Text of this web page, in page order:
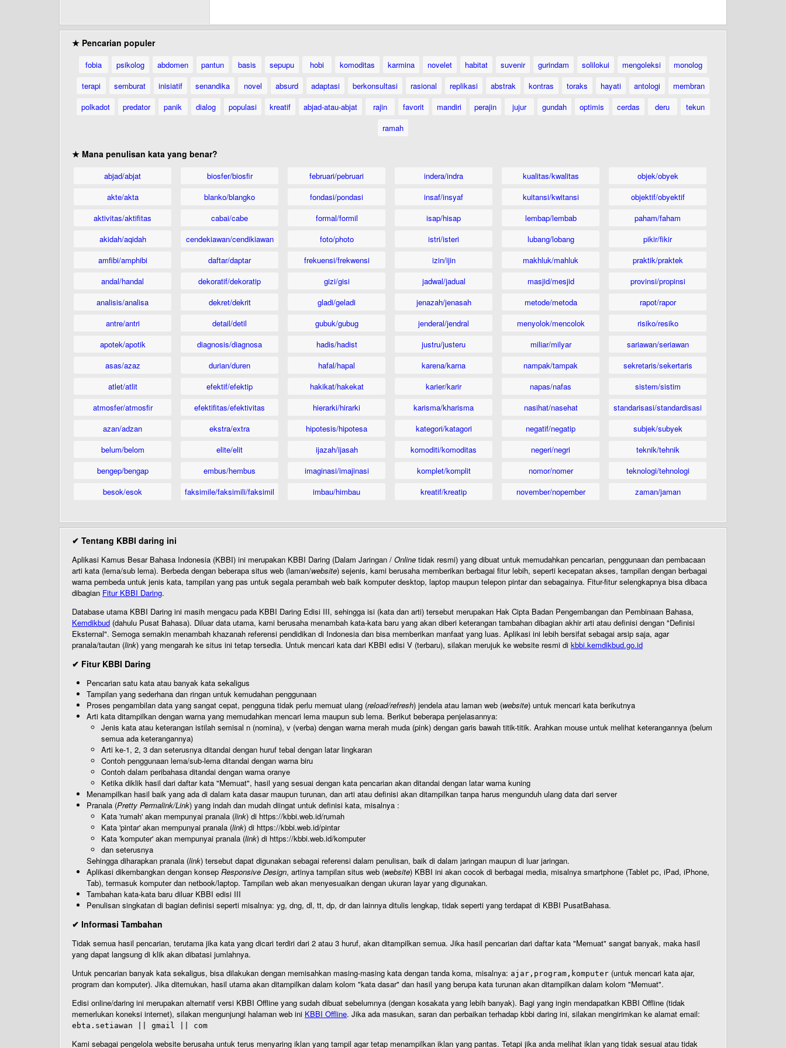
★ Pencarian populer
fobia psikolog abdomen pantun basis sepupu hobi komoditas karmina novelet habitat suvenir gurindam solilokui mengoleksi
monolog
terapi
semburat inisiatif senandika novel absurd adaptasi berkonsultasi rasional replikasi abstrak kontras toraks hayati antologi
membran
polkadot
predator panik dialog populasi kreatif abjad-atau-abjat rajin favorit mandiri perajin jujur gundah optimis cerdas deru
tekun
ramah
★ Mana penulisan kata yang benar?
abjad/abjat
akte/akta
aktivitas/aktifitas
akidah/aqidah
amfibi/amphibi
andal/handal
analisis/analisa
antre/antri
apotek/apotik
asas/azaz
atlet/atlit
atmosfer/atmosfir
azan/adzan
belum/belom
bengep/bengap
besok/esok
biosfer/biosfir
blanko/blangko
cabai/cabe
cendekiawan/cendikiawan
daftar/daptar
dekoratif/dekoratip
dekret/dekrit
detail/detil
diagnosis/diagnosa
durian/duren
efektif/efektip
efektifitas/efektivitas
ekstra/extra
elite/elit
embus/hembus
faksimile/faksimili/faksimil
februari/pebruari
fondasi/pondasi
formal/formil
foto/photo
frekuensi/frekwensi
gizi/gisi
gladi/geladi
gubuk/gubug
hadis/hadist
hafal/hapal
hakikat/hakekat
hierarki/hirarki
hipotesis/hipotesa
ijazah/ijasah
imaginasi/imajinasi
imbau/himbau
indera/indra
insaf/insyaf
isap/hisap
istri/isteri
izin/ijin
jadwal/jadual
jenazah/jenasah
jenderal/jendral
justru/justeru
karena/karna
karier/karir
karisma/kharisma
kategori/katagori
komoditi/komoditas
komplet/komplit
kreatif/kreatip
kualitas/kwalitas
kuitansi/kwitansi
lembap/lembab
lubang/lobang
makhluk/mahluk
masjid/mesjid
metode/metoda
menyolok/mencolok
miliar/milyar
nampak/tampak
napas/nafas
nasihat/nasehat
negatif/negatip
negeri/negri
nomor/nomer
november/nopember
objek/obyek
objektif/obyektif
paham/faham
pikir/fikir
praktik/praktek
provinsi/propinsi
rapot/rapor
risiko/resiko
sariawan/seriawan
sekretaris/sekertaris
sistem/sistim
standarisasi/standardisasi
subjek/subyek
teknik/tehnik
teknologi/tehnologi
zaman/jaman
✔ Tentang KBBI daring ini
Aplikasi Kamus Besar Bahasa Indonesia (KBBI) ini merupakan KBBI Daring (Dalam Jaringan / Online tidak resmi) yang dibuat untuk memudahkan pencarian, penggunaan dan pembacaan
arti kata (lema/sub lema). Berbeda dengan beberapa situs web (laman/website) sejenis, kami berusaha memberikan berbagai fitur lebih, seperti kecepatan akses, tampilan dengan berbagai
warna pembeda untuk jenis kata, tampilan yang pas untuk segala perambah web baik komputer desktop, laptop maupun telepon pintar dan sebagainya. Fitur-fitur selengkapnya bisa dibaca
dibagian Fitur KBBI Daring.
Database utama KBBI Daring ini masih mengacu pada KBBI Daring Edisi III, sehingga isi (kata dan arti) tersebut merupakan Hak Cipta Badan Pengembangan dan Pembinaan Bahasa,
Kemdikbud (dahulu Pusat Bahasa). Diluar data utama, kami berusaha menambah kata-kata baru yang akan diberi keterangan tambahan dibagian akhir arti atau definisi dengan "Definisi
Eksternal". Semoga semakin menambah khazanah referensi pendidikan di Indonesia dan bisa memberikan manfaat yang luas. Aplikasi ini lebih bersifat sebagai arsip saja, agar
pranala/tautan (link) yang mengarah ke situs ini tetap tersedia. Untuk mencari kata dari KBBI edisi V (terbaru), silakan merujuk ke website resmi di kbbi.kemdikbud.go.id
✔ Fitur KBBI Daring
Pencarian satu kata atau banyak kata sekaligus
Tampilan yang sederhana dan ringan untuk kemudahan penggunaan
Proses pengambilan data yang sangat cepat, pengguna tidak perlu memuat ulang (reload/refresh) jendela atau laman web (website) untuk mencari kata berikutnya
Arti kata ditampilkan dengan warna yang memudahkan mencari lema maupun sub lema. Berikut beberapa penjelasannya:
Jenis kata atau keterangan istilah semisal n (nomina), v (verba) dengan warna merah muda (pink) dengan garis bawah titik-titik. Arahkan mouse untuk melihat keterangannya (belum
semua ada keterangannya)
Arti ke-1, 2, 3 dan seterusnya ditandai dengan huruf tebal dengan latar lingkaran
Contoh penggunaan lema/sub-lema ditandai dengan warna biru
Contoh dalam peribahasa ditandai dengan warna oranye
Ketika diklik hasil dari daftar kata "Memuat", hasil yang sesuai dengan kata pencarian akan ditandai dengan latar warna kuning
Menampilkan hasil baik yang ada di dalam kata dasar maupun turunan, dan arti atau definisi akan ditampilkan tanpa harus mengunduh ulang data dari server
Pranala (Pretty Permalink/Link) yang indah dan mudah diingat untuk definisi kata, misalnya :
Kata 'rumah' akan mempunyai pranala (link) di https://kbbi.web.id/rumah
Kata 'pintar' akan mempunyai pranala (link) di https://kbbi.web.id/pintar
Kata 'komputer' akan mempunyai pranala (link) di https://kbbi.web.id/komputer
dan seterusnya
Sehingga diharapkan pranala (link) tersebut dapat digunakan sebagai referensi dalam penulisan, baik di dalam jaringan maupun di luar jaringan.
Aplikasi dikembangkan dengan konsep Responsive Design, artinya tampilan situs web (website) KBBI ini akan cocok di berbagai media, misalnya smartphone (Tablet pc, iPad, iPhone,
Tab), termasuk komputer dan netbook/laptop. Tampilan web akan menyesuaikan dengan ukuran layar yang digunakan.
Tambahan kata-kata baru diluar KBBI edisi III
Penulisan singkatan di bagian definisi seperti misalnya: yg, dng, dl, tt, dp, dr dan lainnya ditulis lengkap, tidak seperti yang terdapat di KBBI PusatBahasa.
✔ Informasi Tambahan
Tidak semua hasil pencarian, terutama jika kata yang dicari terdiri dari 2 atau 3 huruf, akan ditampilkan semua. Jika hasil pencarian dari daftar kata "Memuat" sangat banyak, maka hasil
yang dapat langsung di klik akan dibatasi jumlahnya.
Untuk pencarian banyak kata sekaligus, bisa dilakukan dengan memisahkan masing-masing kata dengan tanda koma, misalnya: ajar,program,komputer (untuk mencari kata ajar,
program dan komputer). Jika ditemukan, hasil utama akan ditampilkan dalam kolom "kata dasar" dan hasil yang berupa kata turunan akan ditampilkan dalam kolom "Memuat".
Edisi online/daring ini merupakan alternatif versi KBBI Offline yang sudah dibuat sebelumnya (dengan kosakata yang lebih banyak). Bagi yang ingin mendapatkan KBBI Offline (tidak
memerlukan koneksi internet), silakan mengunjungi halaman web ini KBBI Offline. Jika ada masukan, saran dan perbaikan terhadap kbbi daring ini, silakan mengirimkan ke alamat email:
ebta.setiawan || gmail || com
Kami sebagai pengelola website berusaha untuk terus menyaring iklan yang tampil agar tetap menampilkan iklan yang pantas. Tetapi jika anda melihat iklan yang tidak sesuai atau tidak